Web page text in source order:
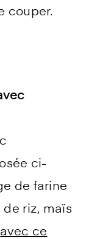
couper.
ci-
de farine
de riz, maïs
avec ce